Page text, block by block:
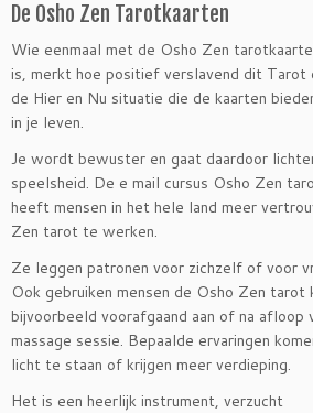
De Osho Zen Tarotkaarten
Wie eenmaal met de Osho Zen
is, merkt hoe positief verslavend dit Tarot
de Hier en Nu situatie die de kaarten
in je leven.
Je wordt bewuster en gaat daardoor
speelsheid. De e mail cursus Osho Zen
heeft mensen in het hele land meer
Zen tarot te werken.
Ze leggen patronen voor zichzelf of voor
Ook gebruiken mensen de Osho Zen tarot
bijvoorbeeld voorafgaand aan of na afloop
massage sessie. Bepaalde ervaringen
licht te staan of krijgen meer verdieping.
Het is een heerlijk instrument, verzucht